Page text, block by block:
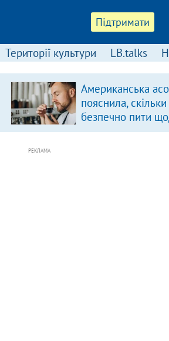
Підтримати
Території культури LB.talks
Американська
пояснила,
безпечно пити
РЕКЛАМА